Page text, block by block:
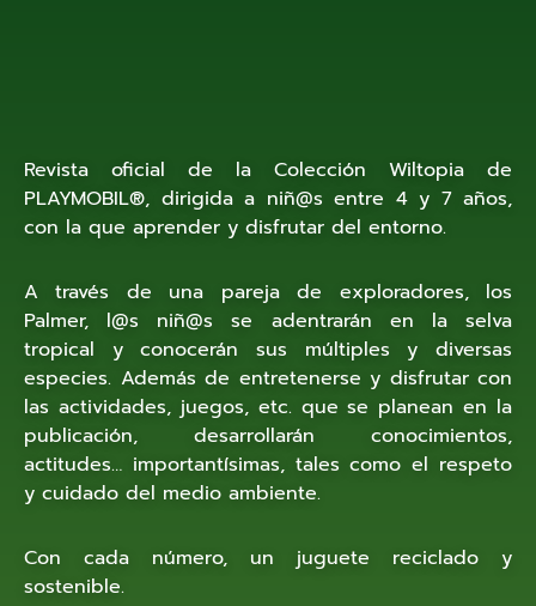
Revista oficial de la Colección Wiltopia de
PLAYMOBIL®, dirigida a niñ@s entre 4 y 7 años,
con la que aprender y disfrutar del entorno.
A través de una pareja de exploradores, los
Palmer, l@s niñ@s se adentrarán en la selva
tropical y conocerán sus múltiples y diversas
especies. Además de entretenerse y disfrutar con
las actividades, juegos, etc. que se planean en la
publicación, desarrollarán conocimientos,
actitudes… importantísimas, tales como el respeto
y cuidado del medio ambiente.
Con cada número, un juguete reciclado y
sostenible.